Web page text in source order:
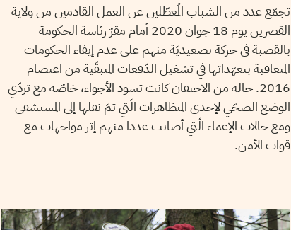
تجمّع عدد من الشباب المُعطّلين عن العمل القادمين من ولاية
القصرين يوم 18 جوان 2020 أمام مقرّ رئاسة الحكومة
بالقصبة في حركة تصعيديّة منهم على عدم إيفاء الحكومات
المتعاقبة بتعهّداتها في تشغيل الدّفعات المتبقّية من اعتصام
2016. حالة من الاحتقان كانت تسود الأجواء، خاصّة مع تردّي
الوضع الصحّي لإحدى المتظاهرات الّتي تمّ نقلها إلى المستشفى
ومع حالات الإغماء الّتي أصابت عددا منهم إثر مواجهات مع
قوات الأمن.